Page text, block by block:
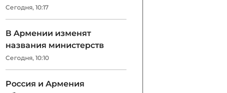
Сегодня, 10:17
В Армении изменят
названия министерств
Сегодня, 10:10
Россия и Армения